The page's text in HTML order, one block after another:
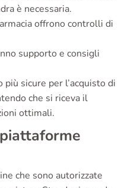
è necessaria.
offrono controlli di
supporto e consigli
sicure per l’acquisto di
che si riceva il
ottimali.
che sono autorizzate